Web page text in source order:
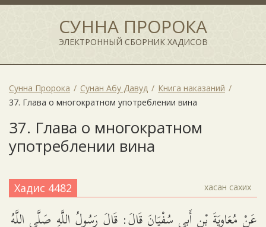
СУННА ПРОРОКА
ЭЛЕКТРОННЫЙ СБОРНИК ХАДИСОВ
Сунна Пророка Сунан Абу Давуд
Книга наказаний
37. Глава о многократном употреблении вина
37. Глава о многократном
употреблении вина
Хадис 4482 хасан сахих
عَنْ مُعَاوِيَةَ بْنِ أَبِي سُفْيَانَ قَالَ: قَالَ رَسُولُ اللَّهِ صَلَّى اللَّهُ